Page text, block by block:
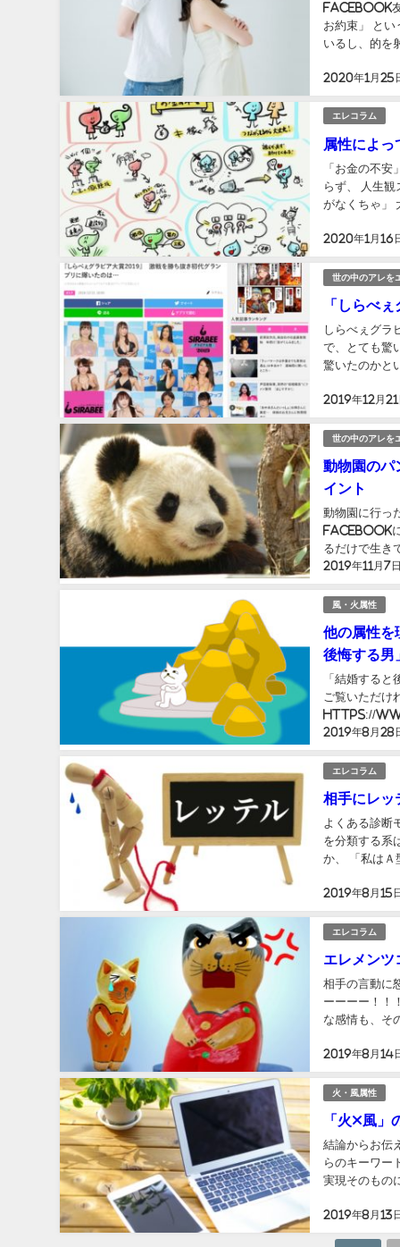
2020年1月25
Facebook友
お約束」 というタイト
いるし、的を
エレコラム
属性によっ
2020年1月16
「お金の不
らず、 人生
がなくちゃ」
世の中のアレを
「しらべ
2019年12月21
しらべぇグ
で、とても驚いたのでこれ
驚いたのかと
世の中のアレを
動物園のパ
イント
2019年11月7
動物園に行っ
Facebookに書いていました笑 いやぁ
るだけで生き
思います。 頑
風・火属性
他の属性を
後悔する男
2019年8月28
「結婚する
ご覧いただ
https://
話題に挙げら
エレコラム
相手にレッ
2019年8月15
よくある診断
を分類する系
か、 「私はＡ
エレコラム
エレメンツ
2019年8月14
相手の言動に
ーーーー！！！
な感情も、そ
火・風属性
「火×風」
2019年8月13
結論からお伝
らのキーワー
実現そのもの